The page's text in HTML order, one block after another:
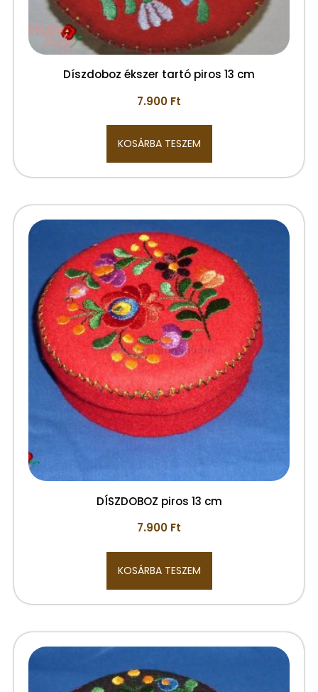
Díszdoboz ékszer tartó piros 13 cm
7.900 Ft
KOSÁRBA TESZEM
DÍSZDOBOZ piros 13 cm
7.900 Ft
KOSÁRBA TESZEM